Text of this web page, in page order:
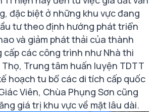
đặc biệt ở những khu vực đang
tư theo định hướng phát triển
và giảm phát thải của thành
cấp các công trình như Nhà thi
Thọ, Trung tâm huấn luyện TDTT
hoạch tu bổ các di tích cấp quốc
Viên, Chùa Phụng Sơn cũng
giá trị khu vực về mặt lâu dài.